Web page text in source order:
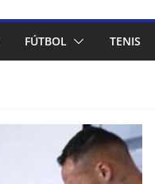
FÚTBOL TENIS